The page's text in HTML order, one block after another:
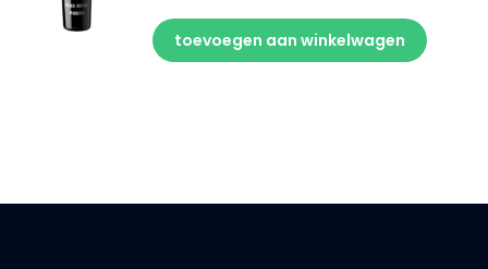
toevoegen aan winkelwagen